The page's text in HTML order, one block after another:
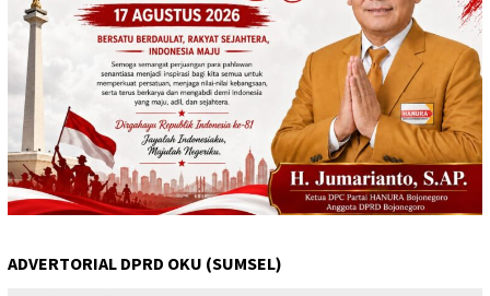
ADVERTORIAL DPRD OKU (SUMSEL)